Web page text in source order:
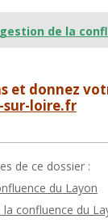
de la
et donnez
sur-loire.fr
de ce dossier :
du Layon
confluence du